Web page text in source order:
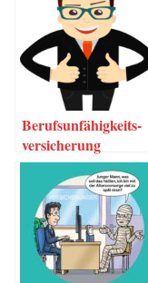
Berufs­un­fä­hig­keits­
ver­si­che­rung